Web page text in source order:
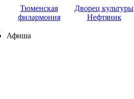
Тюменская
филармония
Дворец культуры
Нефтяник
Афиша